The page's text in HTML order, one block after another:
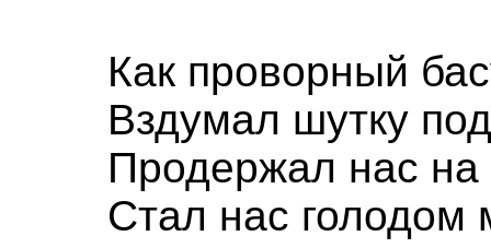
Как проворный
Вздумал шутку
Продержал нас на
Стал нас голодом